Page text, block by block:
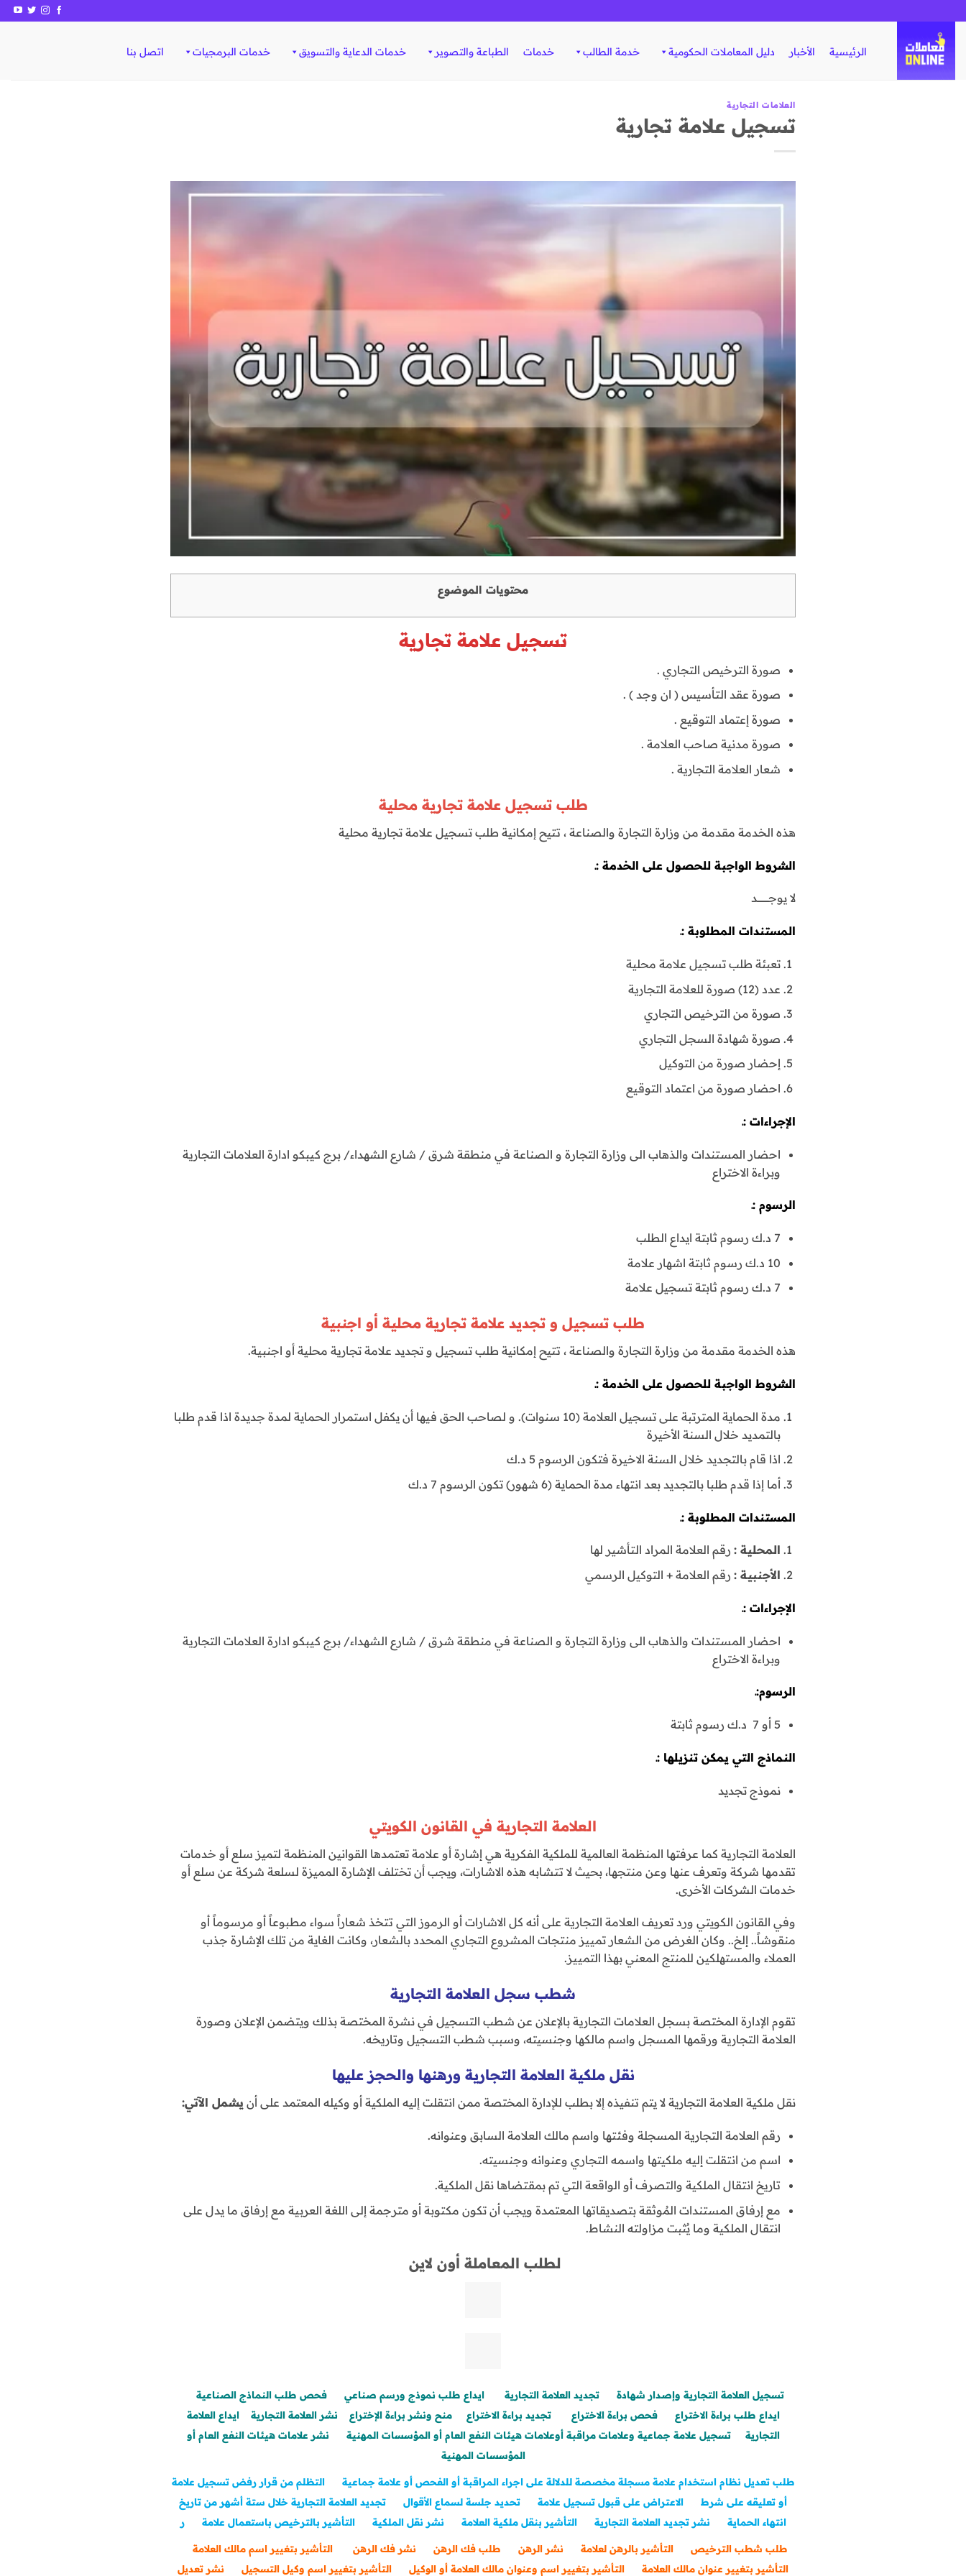
الرئيسية الأخبار دليل المعاملات الحكومية خدمة الطالب خدمات الطباعة والتصوير خدمات الدعاية والتسويق خدمات البرمجيات اتصل بنا
العلامات التجارية
تسجيل علامة تجارية
محتويات الموضوع
تسجيل علامة تجارية
صورة الترخيص التجاري .
صورة عقد التأسيس ( ان وجد ) .
صورة إعتماد التوقيع .
صورة مدنية صاحب العلامة .
شعار العلامة التجارية .
طلب تسجيل علامة تجارية محلية
هذه الخدمة مقدمة من وزارة التجارة والصناعة ، تتيح إمكانية طلب تسجيل علامة تجارية محلية
الشروط الواجبة للحصول على الخدمة :ـ
لا يوجـــــــــــــــد
المستندات المطلوبة :ـ
تعبئة طلب تسجيل علامة محلية
عدد (12) صورة للعلامة التجارية
صورة من الترخيص التجاري
صورة شهادة السجل التجاري
إحضار صورة من التوكيل
احضار صورة من اعتماد التوقيع
الإجراءات :ـ
احضار المستندات والذهاب الى وزارة التجارة و الصناعة في منطقة شرق / شارع الشهداء/ برج كيبكو ادارة العلامات التجارية
وبراءة الاختراع
الرسوم :ـ
7 د.ك رسوم ثابتة ايداع الطلب
10 د.ك رسوم ثابتة اشهار علامة
7 د.ك رسوم ثابتة تسجيل علامة
طلب تسجيل و تجديد علامة تجارية محلية أو اجنبية
هذه الخدمة مقدمة من وزارة التجارة والصناعة ، تتيح إمكانية طلب تسجيل و تجديد علامة تجارية محلية أو اجنبية.
الشروط الواجبة للحصول على الخدمة :ـ
مدة الحماية المترتبة على تسجيل العلامة (10 سنوات). و لصاحب الحق فيها أن يكفل استمرار الحماية لمدة جديدة اذا قدم طلبا
بالتمديد خلال السنة الأخيرة
اذا قام بالتجديد خلال السنة الاخيرة فتكون الرسوم 5 د.ك
أما إذا قدم طلبا بالتجديد بعد انتهاء مدة الحماية (6 شهور) تكون الرسوم 7 د.ك
المستندات المطلوبة :ـ
المحلية :رقم العلامة المراد التأشير لها
الأجنبية :رقم العلامة + التوكيل الرسمي
الإجراءات :ـ
احضار المستندات والذهاب الى وزارة التجارة و الصناعة في منطقة شرق / شارع الشهداء/ برج كيبكو ادارة العلامات التجارية
وبراءة الاختراع
الرسوم:ـ
5 أو 7 د.ك رسوم ثابتة
النماذج التي يمكن تنزيلها :ـ
نموذج تجديد
العلامة التجارية في القانون الكويتي
العلامة التجارية كما عرفتها المنظمة العالمية للملكية الفكرية هي إشارة أو علامة تعتمدها القوانين المنظمة لتميز سلع أو خدمات
تقدمها شركة وتعرف عنها وعن منتجها، بحيث لا تتشابه هذه الاشارات، ويجب أن تختلف الإشارة المميزة لسلعة شركة عن سلع أو
خدمات الشركات الأخرى.
وفي القانون الكويتي ورد تعريف العلامة التجارية على أنه كل الاشارات أو الرموز التي تتخذ شعاراً سواء مطبوعاً أو مرسوماً أو
منقوشاً.. إلخ.. وكان الغرض من الشعار تمييز منتجات المشروع التجاري المحدد بالشعار، وكانت الغاية من تلك الإشارة جذب
العملاء والمستهلكين للمنتج المعني بهذا التمييز.
شطب سجل العلامة التجارية
تقوم الإدارة المختصة بسجل العلامات التجارية بالإعلان عن شطب التسجيل في نشرة المختصة بذلك ويتضمن الإعلان وصورة
العلامة التجارية ورقمها المسجل واسم مالكها وجنسيته، وسبب شطب التسجيل وتاريخه.
نقل ملكية العلامة التجارية ورهنها والحجز عليها
نقل ملكية العلامة التجارية لا يتم تنفيذه إلا بطلب للإدارة المختصة ممن انتقلت إليه الملكية أو وكيله المعتمد على أن يشمل الآتي:
رقم العلامة التجارية المسجلة وفئتها واسم مالك العلامة السابق وعنوانه.
اسم من انتقلت إليه ملكيتها واسمه التجاري وعنوانه وجنسيته.
تاريخ انتقال الملكية والتصرف أو الواقعة التي تم بمقتضاها نقل الملكية.
مع إرفاق المستندات المُوثقة بتصديقاتها المعتمدة ويجب أن تكون مكتوبة أو مترجمة إلى اللغة العربية مع إرفاق ما يدل على
انتقال الملكية وما يُثبت مزاولته النشاط.
لطلب المعاملة أون لاين
تسجيل العلامة التجارية وإصدار شهادة تجديد العلامة التجارية ايداع طلب نموذج ورسم صناعي
فحص طلب النماذج الصناعية
ايداع طلب براءة الاختراع
فحص براءة الاختراع تجديد براءة الاختراع منح ونشر براءة الإختراع نشر العلامة التجارية
ايداع العلامة
التجارية
تسجيل علامة جماعية وعلامات مراقبة أوعلامات هيئات النفع العام أو المؤسسات المهنية
نشر علامات هيئات النفع العام أو
المؤسسات المهنية
طلب تعديل نظام استخدام علامة مسجلة مخصصة للدلالة على اجراء المراقبة أو الفحص أو علامة جماعية
التظلم من قرار رفض تسجيل علامة
أو تعليقه على شرط
الاعتراض على قبول تسجيل علامة تحديد جلسة لسماع الأقوال
تجديد العلامة التجارية خلال ستة أشهر من تاريخ
انتهاء الحماية
نشر تجديد العلامة التجارية التأشير بنقل ملكية العلامة نشر نقل الملكية التأشير بالترخيص باستعمال علامة ر
طلب شطب الترخيص التأشير بالرهن لعلامة نشر الرهن طلب فك الرهن نشر فك الرهن
التأشير بتغيير اسم مالك العلامة
التأشير بتغيير عنوان مالك العلامة
التأشير بتغيير اسم وعنوان مالك العلامة أو الوكيل التأشير بتغيير اسم وكيل التسجيل نشر تعديل